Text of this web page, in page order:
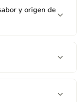
y origen de